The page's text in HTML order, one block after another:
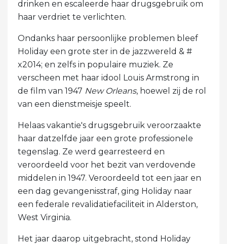
drinken en escaleerde haar drugsgebruik om
haar verdriet te verlichten.
Ondanks haar persoonlijke problemen bleef
Holiday een grote ster in de jazzwereld & #
x2014; en zelfs in populaire muziek. Ze
verscheen met haar idool Louis Armstrong in
de film van 1947 New Orleans, hoewel zij de rol
van een dienstmeisje speelt.
Helaas vakantie's drugsgebruik veroorzaakte
haar datzelfde jaar een grote professionele
tegenslag. Ze werd gearresteerd en
veroordeeld voor het bezit van verdovende
middelen in 1947. Veroordeeld tot een jaar en
een dag gevangenisstraf, ging Holiday naar
een federale revalidatiefaciliteit in Alderston,
West Virginia.
Het jaar daarop uitgebracht, stond Holiday